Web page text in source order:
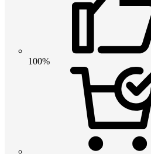
100%